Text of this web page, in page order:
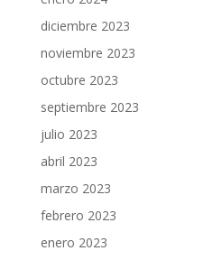
diciembre 2023
noviembre 2023
octubre 2023
septiembre 2023
julio 2023
abril 2023
marzo 2023
febrero 2023
enero 2023